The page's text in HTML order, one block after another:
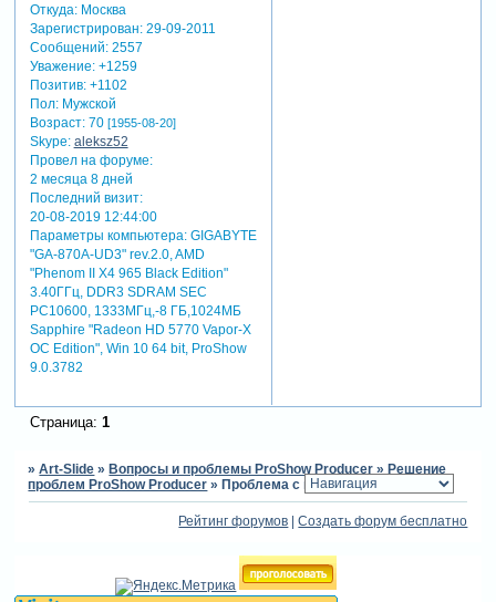
Откуда:Москва
Зарегистрирован: 29-09-2011
Сообщений:2557
Уважение: +1259
Позитив: +1102
Пол:Мужской
Возраст:70 [1955-08-20]
Skype: aleksz52
Провел на форуме:
2 месяца 8 дней
Последний визит:
20-08-2019 12:44:00
Параметры компьютера:GIGABYTE
"GA-870A-UD3" rev.2.0, AMD
"Phenom II X4 965 Black Edition"
3.40ГГц, DDR3 SDRAM SEC
PC10600, 1333МГц,-8 ГБ,1024МБ
Sapphire "Radeon HD 5770 Vapor-X
OC Edition", Win 10 64 bit, ProShow
9.0.3782
Страница: 1
»Art-Slide » Вопросы и проблемы ProShow Producer » Решение
проблем ProShow Producer » Проблема с выводом фотмата dvd
Рейтинг форумов |Создать форум бесплатно